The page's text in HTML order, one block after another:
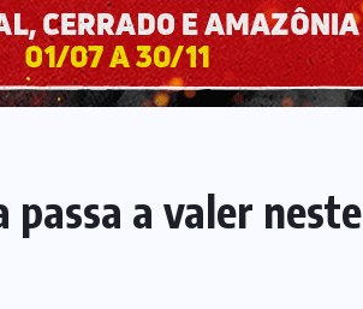
a valer neste